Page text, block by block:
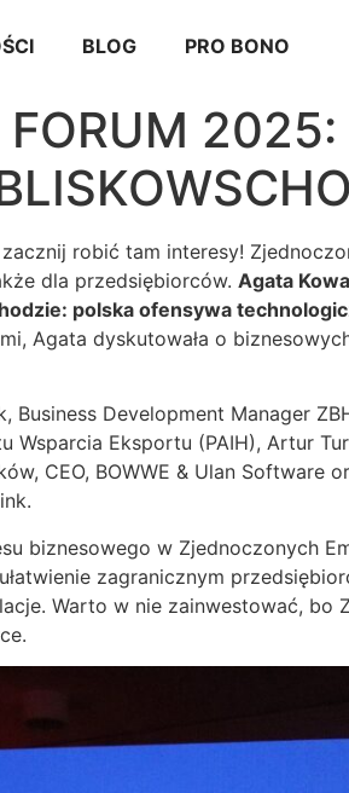
BLOG PRO BONO
2025:
robić tam interesy!
dla przedsiębiorców. Agata
polska ofensywa
Agata dyskutowała o
Business Development Manager
Wsparcia Eksportu (PAIH), Artur
CEO, BOWWE & Ulan Software
biznesowego w Zjednoczonych
zagranicznym
Warto w nie zainwestować,